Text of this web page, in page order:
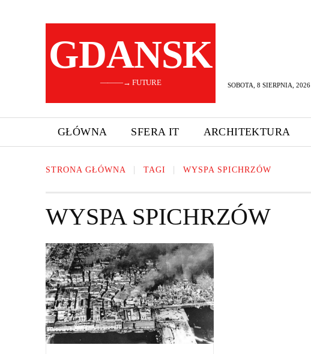
GDANSK
———→ FUTURE SOBOTA, 8 SIERPNIA, 2026
GŁÓWNA SFERA IT ARCHITEKTURA
STRONA GŁÓWNA TAGI WYSPA SPICHRZÓW
WYSPA SPICHRZÓW